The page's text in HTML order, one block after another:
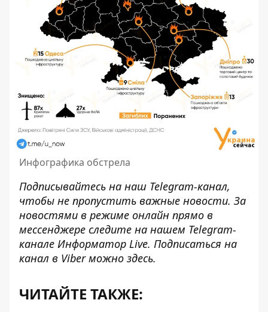
Инфографика обстрела
Подписывайтесь на наш Telegram-канал,
чтобы не пропустить важные новости. За
новостями в режиме онлайн прямо в
мессенджере следите на нашем Telegram-
канале Информатор Live. Подписаться на
канал в Viber можно здесь.
ЧИТАЙТЕ ТАКЖЕ: